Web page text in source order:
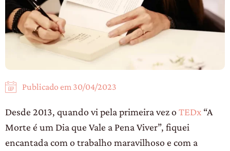
Publicado em 30/04/2023
Desde 2013, quando vi pela primeira vez o TEDx “A
Morte é um Dia que Vale a Pena Viver”, fiquei
encantada com o trabalho maravilhoso e com a